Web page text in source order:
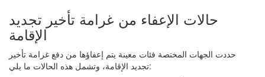
حالات الإعفاء من غرامة تأخير تجديد
الإقامة
حددت الجهات المختصة فئات معينة يتم إعفاؤها من دفع غرامة تأخير
تجديد الإقامة، وتشمل هذه الحالات ما يلي: